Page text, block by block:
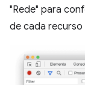
"Rede" para
de cada recurso